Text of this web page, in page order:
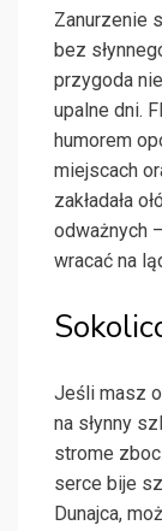
Zanurzenie
bez
przygoda
upalne dni.
humorem
miejscach
zakładała
odważnych
wracać na
Jeśli masz
na słynny
strome
serce bije
Dunajca,